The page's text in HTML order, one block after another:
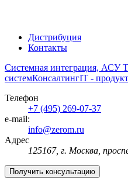
Дистрибуция
Контакты
Системная интеграция, АСУ
системКонсалтингIT -
Телефон
+7 (495) 269-07-37
e-mail:
info@zerom.ru
Адрес
125167, г. Москва,
Получить консультацию